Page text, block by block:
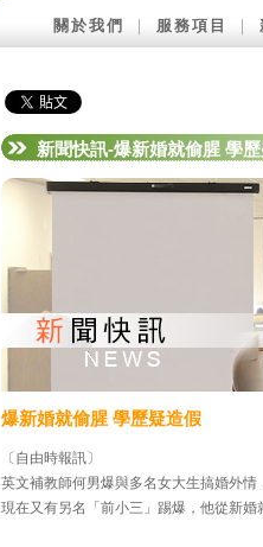
關於我們 服務項目
新聞快訊-爆新婚就偷腥 學
爆新婚就偷腥 學歷疑造假
〔自由時報訊〕
英文補教師何男爆與多名女大生搞婚外情
現在又有另名「前小三」踢爆，他從新婚